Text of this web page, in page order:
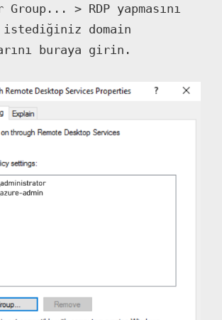
Group... > RDP yapmasını
istediğiniz domain
buraya girin.